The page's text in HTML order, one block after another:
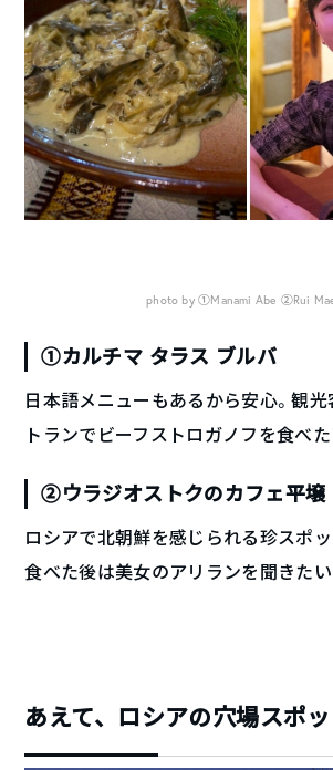
photo by ①Manami Abe ②Rui
①カルチマ タラス ブルバ
日本語メニューもあるから安心。観
トランでビーフストロガノフを食べ
②ウラジオストクのカフェ平壌
ロシアで北朝鮮を感じられる珍スポ
食べた後は美女のアリランを聞きたい
あえて、ロシアの穴場スポ